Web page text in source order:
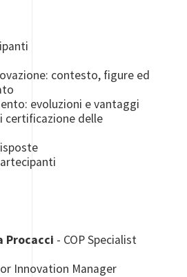
contesto, figure ed
evoluzioni e vantaggi
certificazione delle
Procacci - COP Specialist
Innovation Manager